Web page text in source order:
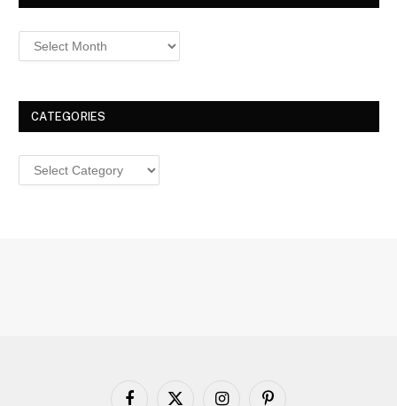
Archives
CATEGORIES
Categories